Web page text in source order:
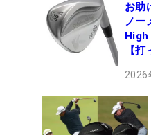
お助
ノー
High
【打
2026